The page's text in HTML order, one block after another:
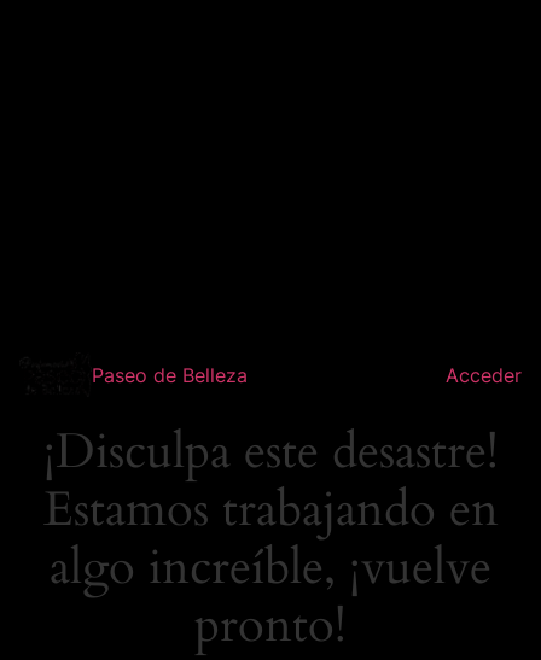
Paseo de Belleza Acceder
¡Disculpa este desastre!
Estamos trabajando en
algo increíble, ¡vuelve
pronto!